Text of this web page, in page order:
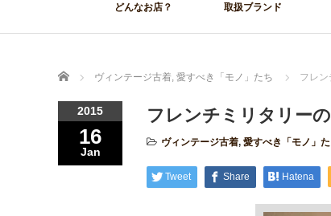
どんなお店？ 取扱ブランド
Home ヴィンテージ古着, 愛すべき「モノ」たち フレ
2015
16
Jan
フレンチミリタリー
ヴィンテージ古着, 愛すべき「モノ」
Tweet Share Hatena